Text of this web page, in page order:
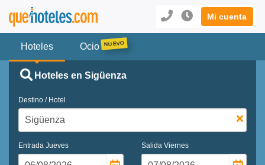
Mi cuenta
Hoteles Ocio
Hoteles en Sigüenza
Destino / Hotel
Entrada Jueves Salida Viernes